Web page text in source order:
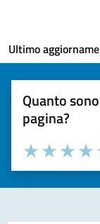
Ultimo
Quanto
pagina?
Valuta la
Seleziona il
Valuta
Valuta 2
Valuta 1 stelle